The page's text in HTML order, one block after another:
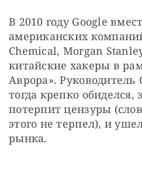
В 2010 году Google
американских
Chemical, Morgan
китайские хакеры в
Аврора». Руководитель
тогда крепко обиделся,
потерпит цензуры
этого не терпел), и
рынка.